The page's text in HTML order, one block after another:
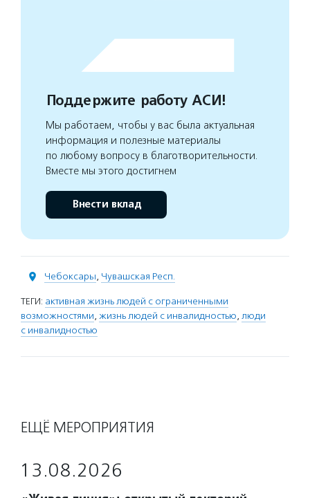
Поддержите работу АСИ!
Мы работаем, чтобы у вас была актуальная
информация и полезные материалы
по любому вопросу в благотворительности.
Вместе мы этого достигнем
Внести вклад
Чебоксары, Чувашская Респ.
ТЕГИ: активная жизнь людей с ограниченными
возможностями, жизнь людей с инвалидностью, люди
с инвалидностью
ЕЩЁ МЕРОПРИЯТИЯ
13.08.2026